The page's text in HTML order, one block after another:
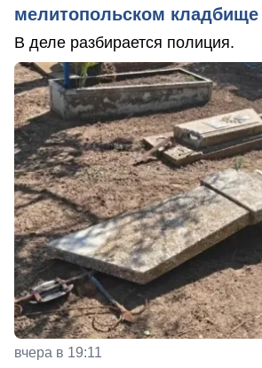
мелитопольском кладбище
В деле разбирается полиция.
вчера в 19:11